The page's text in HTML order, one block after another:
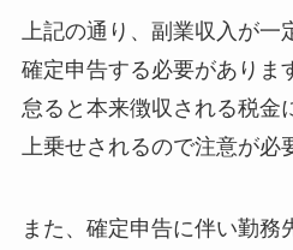
上記の通り、副業収入が一
確定申告する必要がありま
怠ると本来徴収される税金
上乗せされるので注意が必
また、確定申告に伴い勤務